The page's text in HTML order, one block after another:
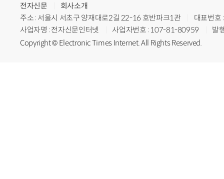
전자신문
회사소개
주소 : 서울시 서초구 양재대로2길 22-16 호반파크1관
대표번
사업자명 : 전자신문인터넷
사업자번호 : 107-81-80959
발
Copyright © Electronic Times Internet. All Rights Reserved.